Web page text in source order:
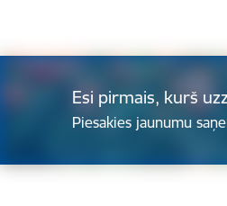
Esi pirmais, kurš
Piesakies jaunumu